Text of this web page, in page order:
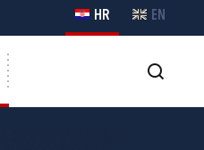
HR EN